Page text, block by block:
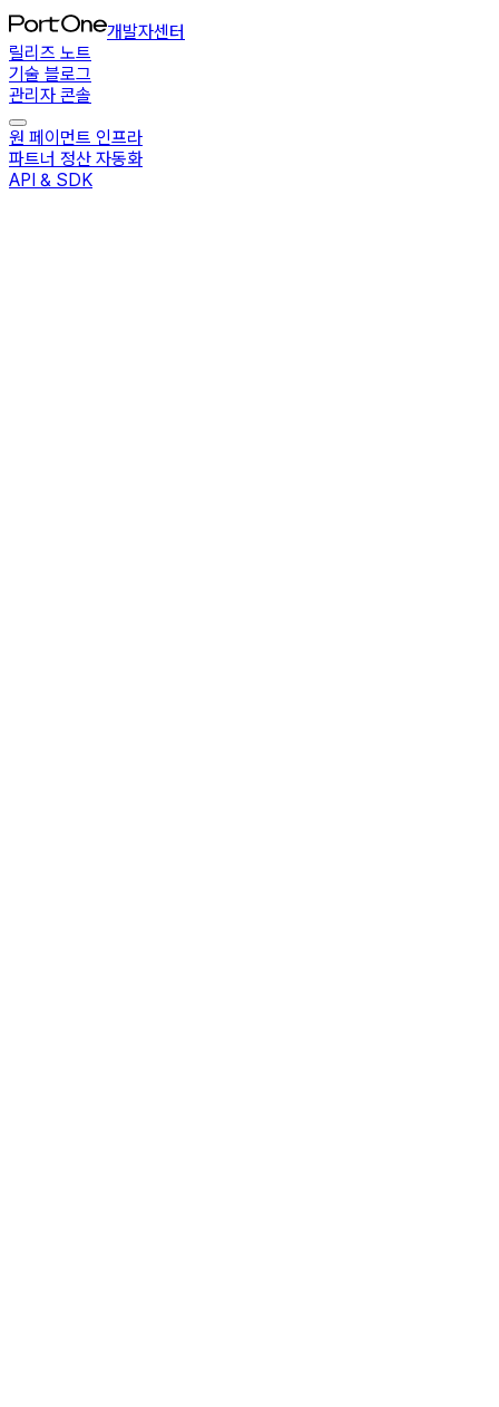
개발자센터
릴리즈 노트
기술 블로그
관리자 콘솔
원 페이먼트 인프라
파트너 정산 자동화
API & SDK